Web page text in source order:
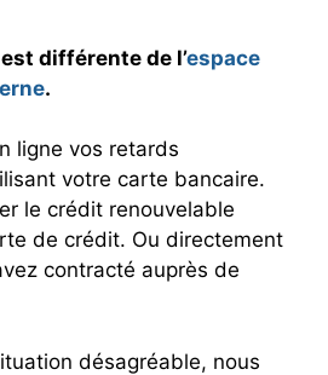
différente de l’espace
.
ligne vos retards
votre carte bancaire.
le crédit renouvelable
de crédit. Ou directement
contracté auprès de
désagréable, nous